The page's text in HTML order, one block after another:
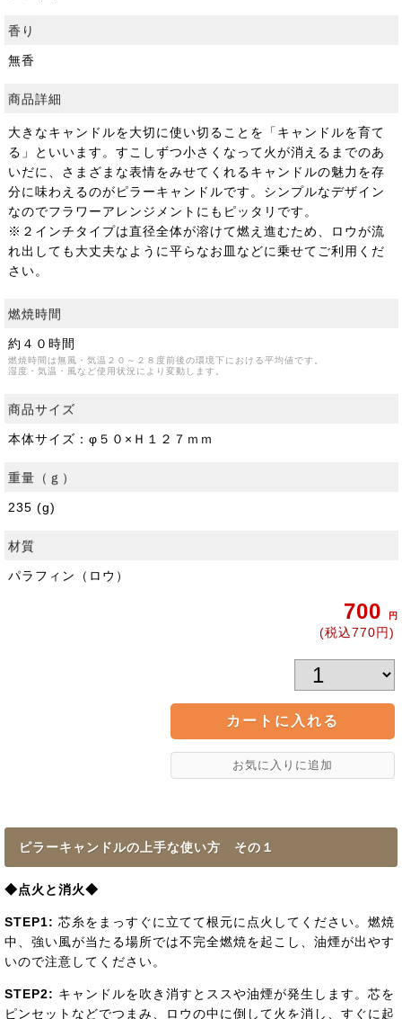
香り
無香
商品詳細
大きなキャンドルを大切に使い切ることを「キャンドルを育て
る」といいます。すこしずつ小さくなって火が消えるまでのあ
いだに、さまざまな表情をみせてくれるキャンドルの魅力を存
分に味わえるのがピラーキャンドルです。シンプルなデザイン
なのでフラワーアレンジメントにもピッタリです。
※２インチタイプは直径全体が溶けて燃え進むため、ロウが流
れ出しても大丈夫なように平らなお皿などに乗せてご利用くだ
さい。
燃焼時間
約４０時間
燃焼時間は無風・気温２０～２８度前後の環境下における平均値です。
湿度・気温・風など使用状況により変動します。
商品サイズ
本体サイズ：φ５０×Ｈ１２７ｍｍ
重量（ｇ）
235 (g)
材質
パラフィン（ロウ）
700 円
(税込770円)
ピラーキャンドルの上手な使い方 その１
◆点火と消火◆
STEP1: 芯糸をまっすぐに立てて根元に点火してください。燃焼
中、強い風が当たる場所では不完全燃焼を起こし、油煙が出やす
いので注意してください。
STEP2: キャンドルを吹き消すとススや油煙が発生します。芯を
ピンセットなどでつまみ、ロウの中に倒して火を消し、すぐに起